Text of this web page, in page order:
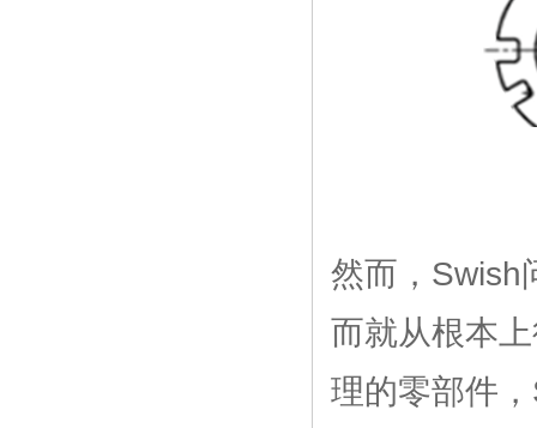
然而，Swish
而就从根本
理的零部件